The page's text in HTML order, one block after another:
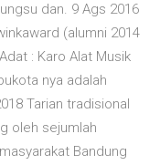
dan. 9 Ags 2016
(alumni 2014
: Karo Alat Musik
nya adalah
Tarian tradisional
oleh sejumlah
Bandung